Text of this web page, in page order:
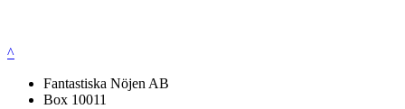
^
Fantastiska Nöjen AB
Box 10011